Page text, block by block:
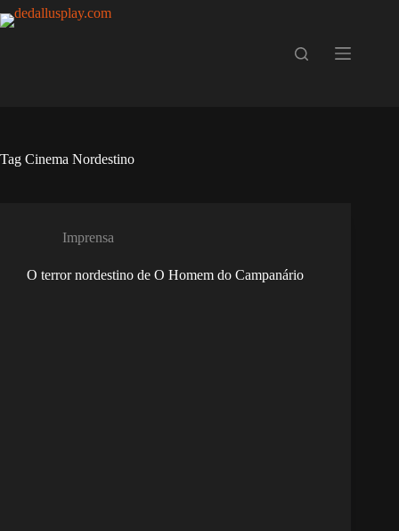
Pular
para
Tag Cinema Nordestino
Imprensa
O terror nordestino de O Homem do Campanário